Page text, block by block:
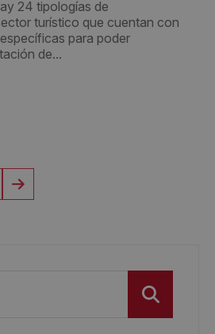
24 tipologías de
turístico que cuentan con
para poder
de...
Buscar